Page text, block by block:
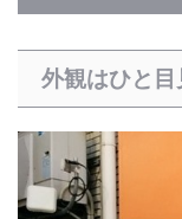
外観はひと目